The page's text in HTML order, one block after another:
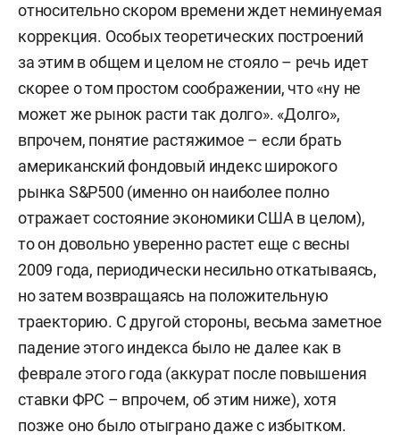
относительно скором времени ждет неминуемая
коррекция. Особых теоретических построений
за этим в общем и целом не стояло – речь идет
скорее о том простом соображении, что «ну не
может же рынок расти так долго». «Долго»,
впрочем, понятие растяжимое – если брать
американский фондовый индекс широкого
рынка S&P500 (именно он наиболее полно
отражает состояние экономики США в целом),
то он довольно уверенно растет еще с весны
2009 года, периодически несильно откатываясь,
но затем возвращаясь на положительную
траекторию. С другой стороны, весьма заметное
падение этого индекса было не далее как в
феврале этого года (аккурат после повышения
ставки ФРС – впрочем, об этим ниже), хотя
позже оно было отыграно даже с избытком.